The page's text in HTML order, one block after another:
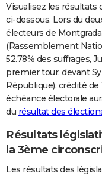
Carte de Noël
Carte Bonne année
Carte Saint-Valentin
Carte Pâques
Carte d'anniversaire
DICTIONNAIRE
Dictionnaire
Biographies
Citations
Expressions
Proverbes
COPAINS D'AVANT
S'inscrire
Se connecter
Lycées
Collèges
Primaires
Universités
Entreprises
Service militaire
Avis de recherche
AVIS DE DÉCÈS
FORUM
Bricolage
Lifestyle
Culture
Sport
Auto
Television
Voyage
Cinema
Visualisez les résultats
ci-dessous. Lors du
électeurs de
(Rassemblement
52.78% des suffrages,
premier tour, devant
République), crédité de
échéance électorale
du résultat des
Résultats
la 3ème
Les résultats des